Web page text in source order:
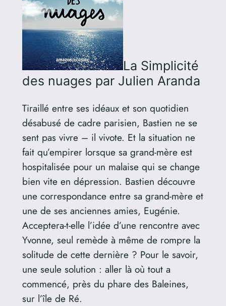
La Simplicité
des nuages par Julien Aranda
Tiraillé entre ses idéaux et son quotidien
désabusé de cadre parisien, Bastien ne se
sent pas vivre – il vivote. Et la situation ne
fait qu’empirer lorsque sa grand-mère est
hospitalisée pour un malaise qui se change
bien vite en dépression. Bastien découvre
une correspondance entre sa grand-mère et
une de ses anciennes amies, Eugénie.
Acceptera-t-elle l’idée d’une rencontre avec
Yvonne, seul remède à même de rompre la
solitude de cette dernière ? Pour le savoir,
une seule solution : aller là où tout a
commencé, près du phare des Baleines,
sur l’île de Ré.